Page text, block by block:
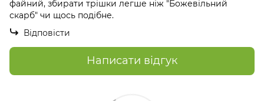
файний, збирати трішки легше ніж "Божевільний
скарб" чи щось подібне.
Відповісти
Написати відгук